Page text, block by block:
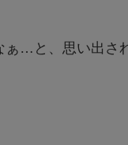
ぁ…と、思い出さ